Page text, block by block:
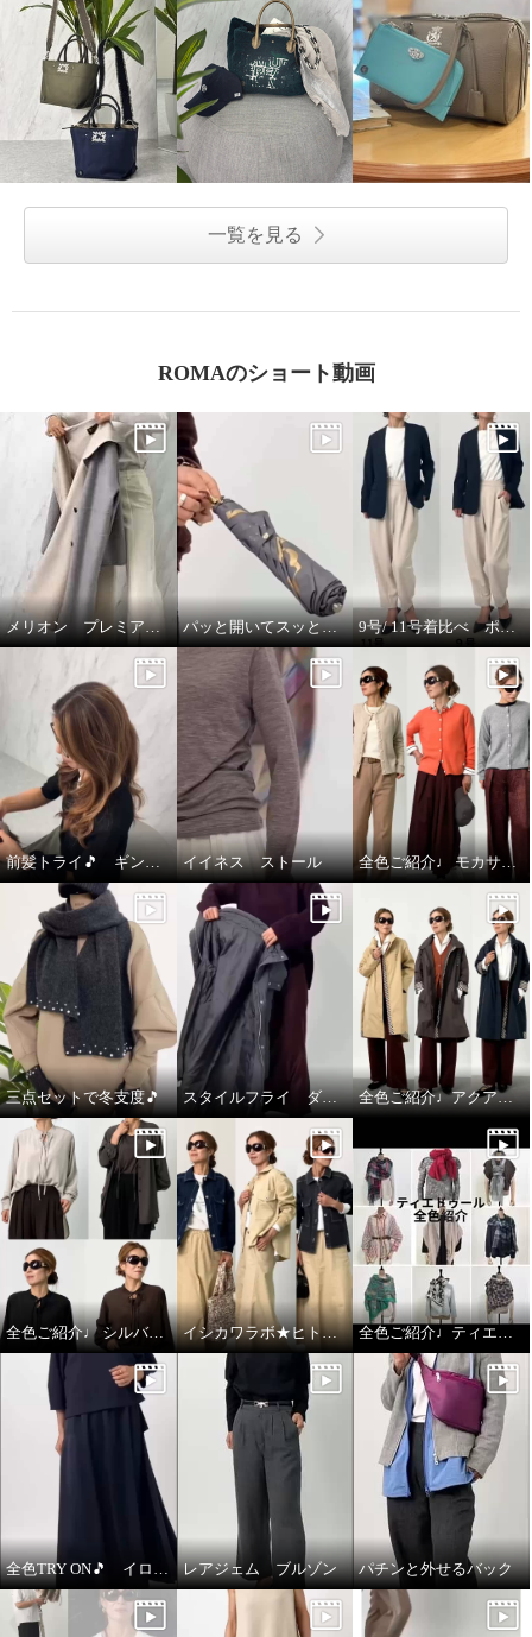
一覧を見る
ROMAのショート動画
メリオン プレミアムな着心地🎵 パッと開いてスッと閉じる🎵晴雨兼用折りたたみジャンプ傘 9号/ 11号着比べ ポルトゥヴィータ ノーカラージャケット
前髪トライ🎵 ギンカウィンカ ドレスドヘアー イイネス ストール 全色ご紹介♩ モカサン ジュンコシマダ カーディガン
三点セットで冬支度🎵 スタイルフライ ダウンコート 全色ご紹介♩アクアスキュータム
全色ご紹介♩ シルバーミントシュガー アンサンブル イシカワラボ★ヒトミ ジャケット全色ご紹介♩ 全色ご紹介♩ティエドゥール
レアジェム ブルゾン パチンと外せるバック